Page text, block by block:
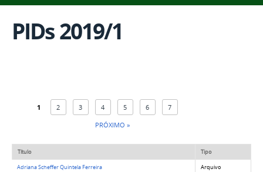
PIDs 2019/1
1 2 3 4 5 6
7
PRÓXIMO »
Título Tipo
Adriana Scheffer Quintela Ferreira Arquivo